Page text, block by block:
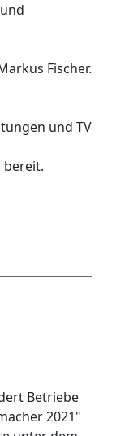
Fischer.
und TV
bereit.
Betriebe
2021"